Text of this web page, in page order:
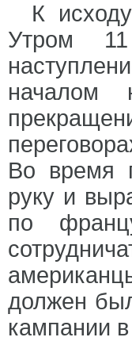
К
Утром 11
началом
Во время
руку и
по
должен
кампании